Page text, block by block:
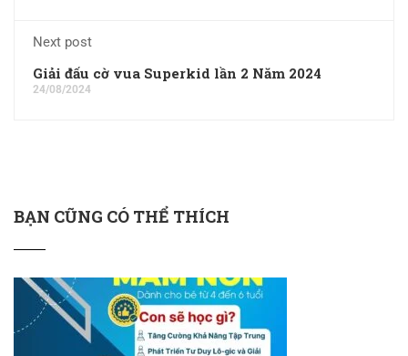
Next post
Giải đấu cờ vua Superkid lần 2 Năm 2024
24/08/2024
BẠN CŨNG CÓ THỂ THÍCH